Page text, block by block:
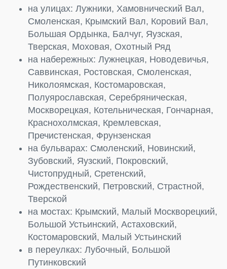
на улицах: Лужники, Хамовнический Вал,
Смоленская, Крымский Вал, Коровий Вал,
Большая Ордынка, Балчуг, Яузская,
Тверская, Моховая, Охотный Ряд
на набережных: Лужнецкая, Новодевичья,
Саввинская, Ростовская, Смоленская,
Николоямская, Костомаровская,
Полуярославская, Серебряническая,
Москворецкая, Котельническая, Гончарная,
Краснохолмская, Кремлевская,
Пречистенская, Фрунзенская
на бульварах: Смоленский, Новинский,
Зубовский, Яузский, Покровский,
Чистопрудный, Сретенский,
Рождественский, Петровский, Страстной,
Тверской
на мостах: Крымский, Малый Москворецкий,
Большой Устьинский, Астаховский,
Костомаровский, Малый Устьинский
в переулках: Лубочный, Большой
Путинковский